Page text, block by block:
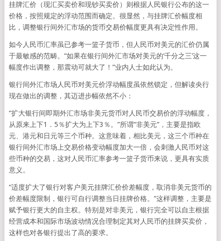
挂牌汇价（现汇买卖价和现钞买卖价）则根据人民银行公布的这一
价格，按照规定的浮动范围而确定。很显然，与挂牌汇价幅度相
比，调整银行间外汇市场的货币交易价幅度更具有决定性作用。
如今人民币汇率虽已参考一篮子货币，但人民币对美元的汇价仍属
于最敏感的范畴。“如果在银行间外汇市场对美元的‘千分之三’这一
幅度作出调整，那震动可就大了！”业内人士如此认为。
银行间外汇市场人民币对美元价浮动幅度虽依然锁定，但解读央行
现在做出的调整，其迈进步幅依然不小：
“扩大银行间即期外汇市场非美元货币对人民币交易价的浮动幅度，
从原来上下1．5％扩大为上下3％。”所谓“非美元”，主要是指欧
元、港元和日元等三个币种。这意味着，相比美元，这三个币种在
银行间外汇市场上交易价格变动幅度加大一倍，会刺激人民币对这
些币种的交易，这对人民币汇率参考一篮子货币来说，更具有实质
意义。
“适度扩大了银行对客户美元挂牌汇价价差幅度，取消非美元货币的
价差幅度限制，银行可自行调整当日挂牌价格。”这样调整，主要是
赋予银行更大的自主权。特别是对非美元，银行完全可以自主根据
经营成本和国际市场波动情况合理制定其对人民币的挂牌买卖价，
这样也对各银行提出了高的要求。